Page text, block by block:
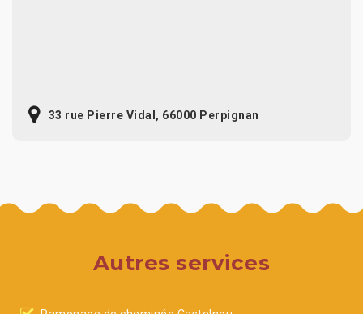
33 rue Pierre Vidal, 66000 Perpignan
Autres services